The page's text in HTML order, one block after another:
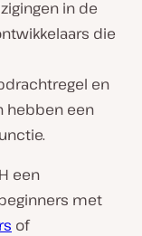
in de
die
en
hebben een
een
met
of